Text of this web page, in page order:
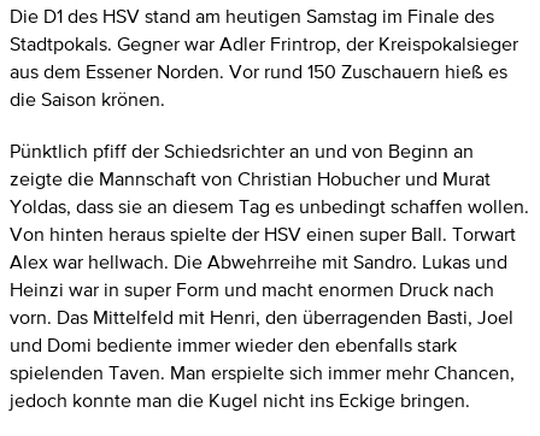
Die D1 des HSV stand am heutigen Samstag im Finale des
Stadtpokals. Gegner war Adler Frintrop, der Kreispokalsieger
aus dem Essener Norden. Vor rund 150 Zuschauern hieß es
die Saison krönen.
Pünktlich pfiff der Schiedsrichter an und von Beginn an
zeigte die Mannschaft von Christian Hobucher und Murat
Yoldas, dass sie an diesem Tag es unbedingt schaffen wollen.
Von hinten heraus spielte der HSV einen super Ball. Torwart
Alex war hellwach. Die Abwehrreihe mit Sandro. Lukas und
Heinzi war in super Form und macht enormen Druck nach
vorn. Das Mittelfeld mit Henri, den überragenden Basti, Joel
und Domi bediente immer wieder den ebenfalls stark
spielenden Taven. Man erspielte sich immer mehr Chancen,
jedoch konnte man die Kugel nicht ins Eckige bringen.